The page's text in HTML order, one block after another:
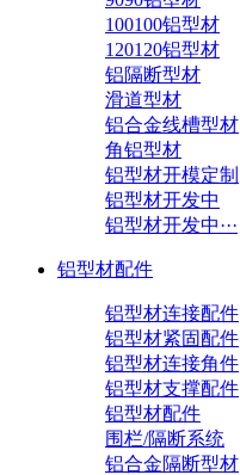
100100铝型材
120120铝型材
铝隔断型材
滑道型材
铝合金线槽型材
角铝型材
铝型材开模定制
铝型材开发中
铝型材开发中···
铝型材配件
铝型材连接配件
铝型材紧固配件
铝型材连接角件
铝型材支撑配件
铝型材配件
围栏/隔断系统
铝合金隔断型材